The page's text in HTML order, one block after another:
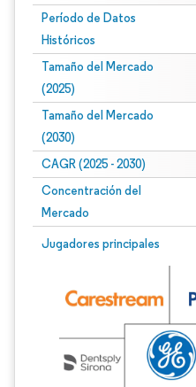
Período de Datos
Históricos
Tamaño del Mercado
(2025)
Tamaño del Mercado
(2030)
CAGR (2025 - 2030)
Concentración del
Mercado
Jugadores principales